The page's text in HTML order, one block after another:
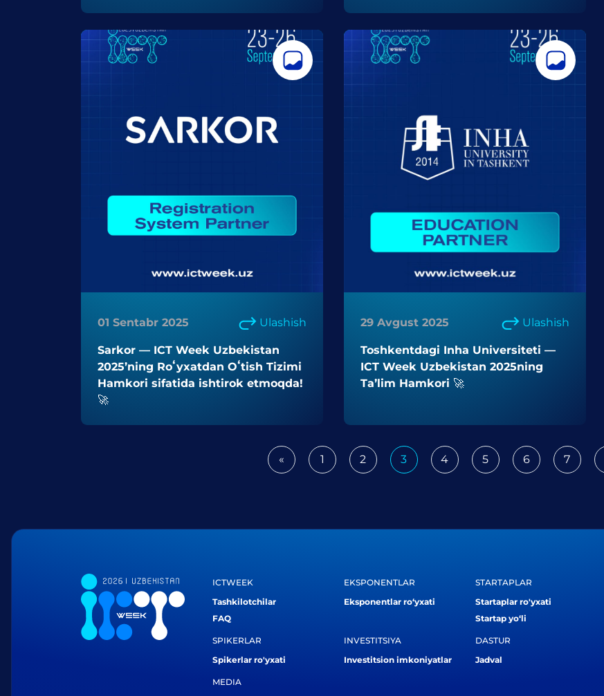
01 Sentabr 2025 Ulashish
Sarkor — ICT Week Uzbekistan
2025’ning Roʻyxatdan Oʻtish Tizimi
Hamkori sifatida ishtirok etmoqda!
🚀
29 Avgust 2025 Ulashish
Toshkentdagi Inha Universiteti —
ICT Week Uzbekistan 2025ning
Taʼlim Hamkori 🚀
«Previous1 2 3 4 5 6 7
ICTWEEK
Tashkilotchilar
FAQ
EKSPONENTLAR
Eksponentlar ro‘yxati
STARTAPLAR
Startaplar ro'yxati
Startap yo‘li
SPIKERLAR
Spikerlar ro'yxati
INVESTITSIYA
Investitsion imkoniyatlar
DASTUR
Jadval
MEDIA